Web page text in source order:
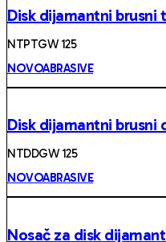
Disk dijamantni brusni
NTPTGW 125
NOVOABRASIVE
Disk dijamantni brusni
NTDDGW 125
NOVOABRASIVE
Nosač za disk